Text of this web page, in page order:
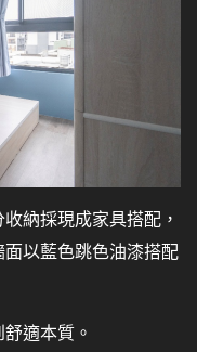
納採現成家具搭配，
以藍色跳色油漆搭配
適本質。